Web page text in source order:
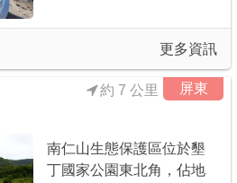
更多資訊
屏東
約 7 公里
南仁山生態保護區位於墾
丁國家公園東北角，佔地